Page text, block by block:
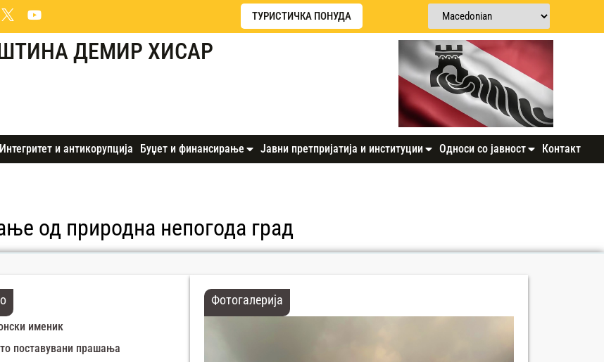
ТУРИСТИЧКА ПОНУДА
ДЕМИР ХИСАР
Интегритет и антикорупција Буџет и финансирање Јавни претпријатија и институции Односи со јавност Контакт
од природна непогода град
именик
поставувани прашања
Фотогалерија